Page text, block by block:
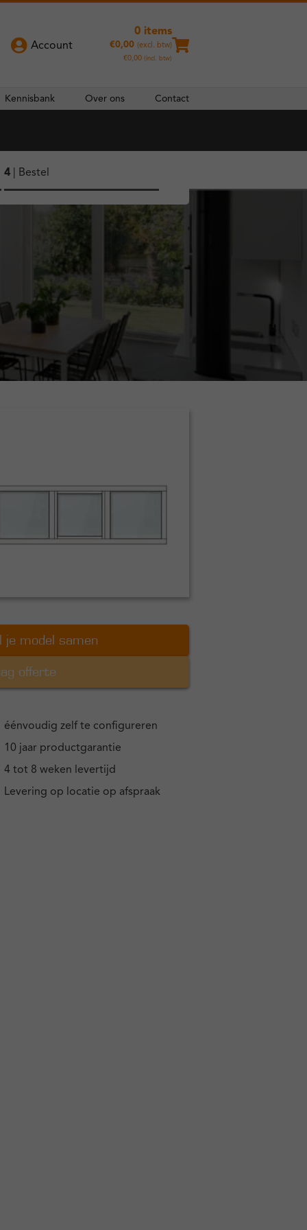
Account
0 items
€0,00 (excl. btw)
€0,00 (incl. btw)
Kennisbank Over ons Contact
4| Bestel
je model samen
offerte
éénvoudig zelf te configureren
10 jaar productgarantie
4 tot 8 weken levertijd
Levering op locatie op afspraak